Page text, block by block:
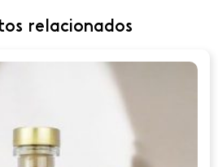
relacionados